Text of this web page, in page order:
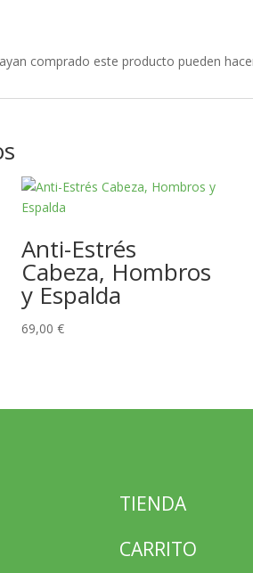
comprado este producto pueden
Anti-Estrés
Cabeza, Hombros
y Espalda
69,00 €
TIENDA
CARRITO